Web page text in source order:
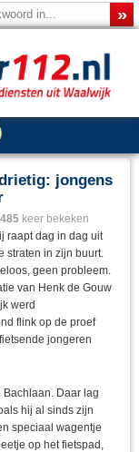
jongens
keer bekeken
raapt dag in dag uit
straten in zijn buurt.
geen probleem.
van Henk de Gouw
werd
flink op de proef
jongeren
Bachlaan. Daar lag
hij al sinds zijn
speciaal wagentje
op het fietspad,